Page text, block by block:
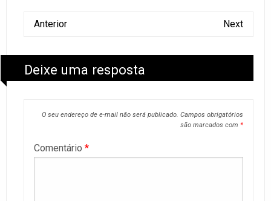
Anterior Next
Deixe uma resposta
O seu endereço de e-mail não será publicado. Campos obrigatórios
são marcados com *
Comentário *